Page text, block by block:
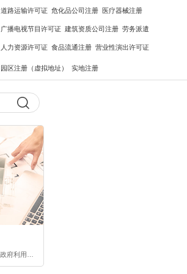
道路运输许可证 危化品公司注册 医疗器械注册
广播电视节目许可证 建筑资质公司注册 劳务派遣
人力资源许可证 食品流通注册 营业性演出许可证
园区注册（虚拟地址） 实地注册